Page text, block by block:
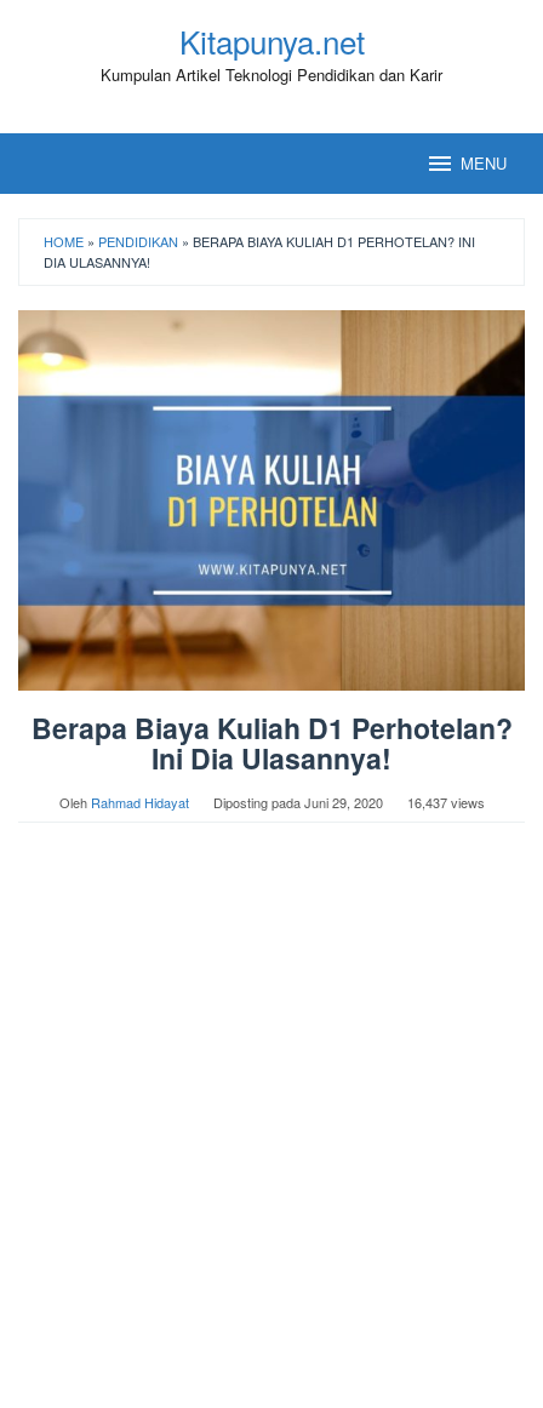
Kitapunya.net
Kumpulan Artikel Teknologi Pendidikan dan Karir
MENU
HOME » PENDIDIKAN » BERAPA BIAYA KULIAH D1 PERHOTELAN? INI
DIA ULASANNYA!
Berapa Biaya Kuliah D1 Perhotelan?
Ini Dia Ulasannya!
Oleh Rahmad Hidayat Diposting padaJuni 29, 2020 16,437 views